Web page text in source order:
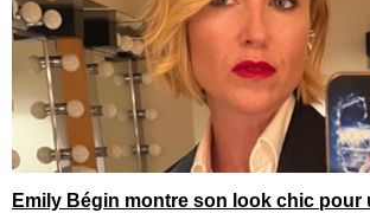
Emily Bégin montre son look chic pour